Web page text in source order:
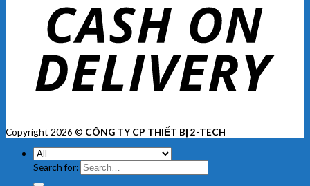
Copyright 2026 © CÔNG TY CP THIẾT BỊ 2-TECH
Search for: